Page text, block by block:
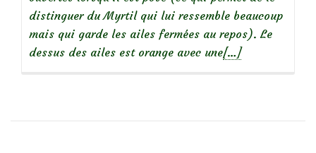
distinguer du Myrtil qui lui ressemble beaucoup
mais qui garde les ailes fermées au repos). Le
dessus des ailes est orange avec uneEn
[…]